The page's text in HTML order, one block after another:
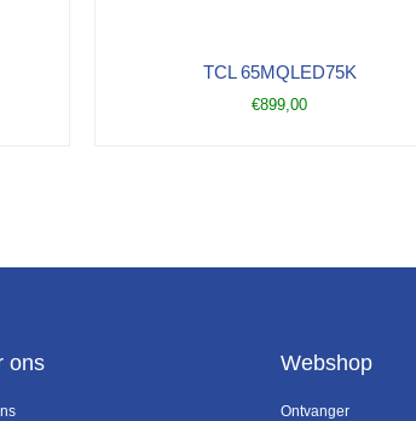
TCL 65MQLED75K
€899,00
ons Webshop
Ontvanger